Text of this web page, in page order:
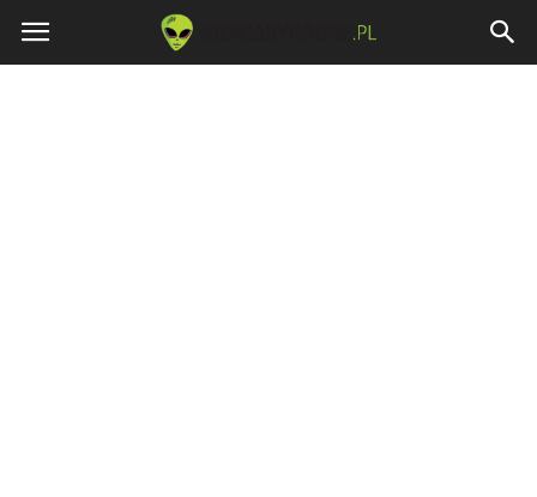
Niewiarygodne.pl